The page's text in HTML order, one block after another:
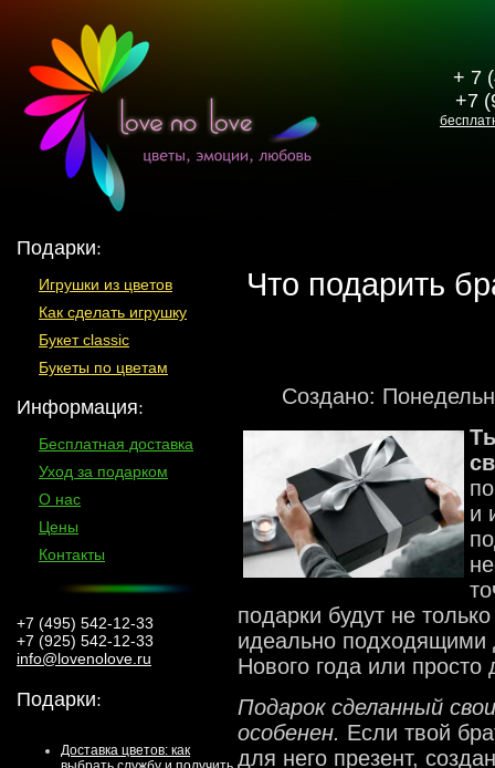
+ 7
+7
Подарки:
Игрушки из цветов
Как сделать игрушку
Букет classic
Букеты по цветам
Информация:
Бесплатная доставка
Уход за подарком
О нас
Цены
Контакты
+7 (495) 542-12-33
+7 (925) 542-12-33
info@lovenolove.ru
Подарки:
Доставка цветов: как
Что подарить
Создано:
и
подарки будут не
идеально подходящими
Нового года или просто
Подарок сделанный
особенен. Если твой
для него презент,